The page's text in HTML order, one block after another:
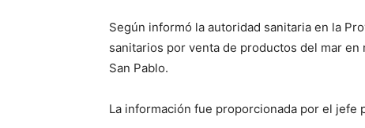
Según informó la autoridad sanitaria en la
sanitarios por venta de productos del mar
San Pablo.
La información fue proporcionada por el jefe